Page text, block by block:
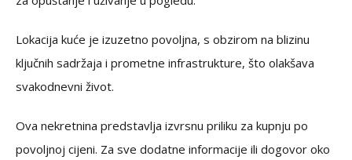
Lokacija kuće je izuzetno povoljna, s obzirom na blizinu
ključnih sadržaja i prometne infrastrukture, što olakšava
svakodnevni život.
Ova nekretnina predstavlja izvrsnu priliku za kupnju po
povoljnoj cijeni. Za sve dodatne informacije ili dogovor oko